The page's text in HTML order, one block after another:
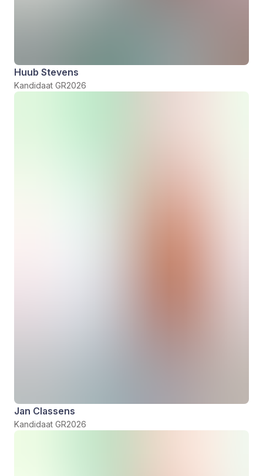
Huub Stevens
Kandidaat GR2026
Jan Classens
Kandidaat GR2026